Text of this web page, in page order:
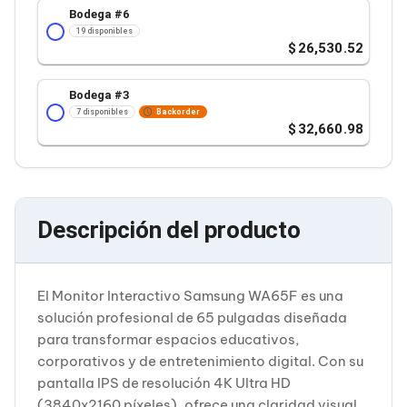
Cableado Estructurado para Servidores
Cables KVM
Fuentes de Poder
Enfriamiento para Servidores
Soportes y Paneles
Sistemas Operativos para Servidores
Servidores
Ultrium
Discos Duros / SSD / NAS
Gabinetes de Discos Duros
Discos Duros Externos
Discos Duros para NAS
Discos Duros para Videovigilancia
Accesorios para SSD
Gabinetes para SSD
Almacenamiento MSA
Discos Duros Internos para PC
Discos Duros Internos para Laptop
Monitores
Bodega #6
19 disponibles
26,530.52
Bodega #3
7 disponibles Backorder
32,660.98
Descripción del producto
El Monitor Interactivo Samsung WA65F es una
solución profesional de 65 pulgadas diseñada
para transformar espacios educativos,
corporativos y de entretenimiento digital. Con su
pantalla IPS de resolución 4K Ultra HD